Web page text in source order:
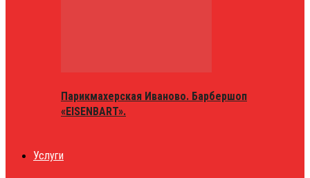
Парикмахерская Иваново. Барбершоп
«EISENBART».
Услуги